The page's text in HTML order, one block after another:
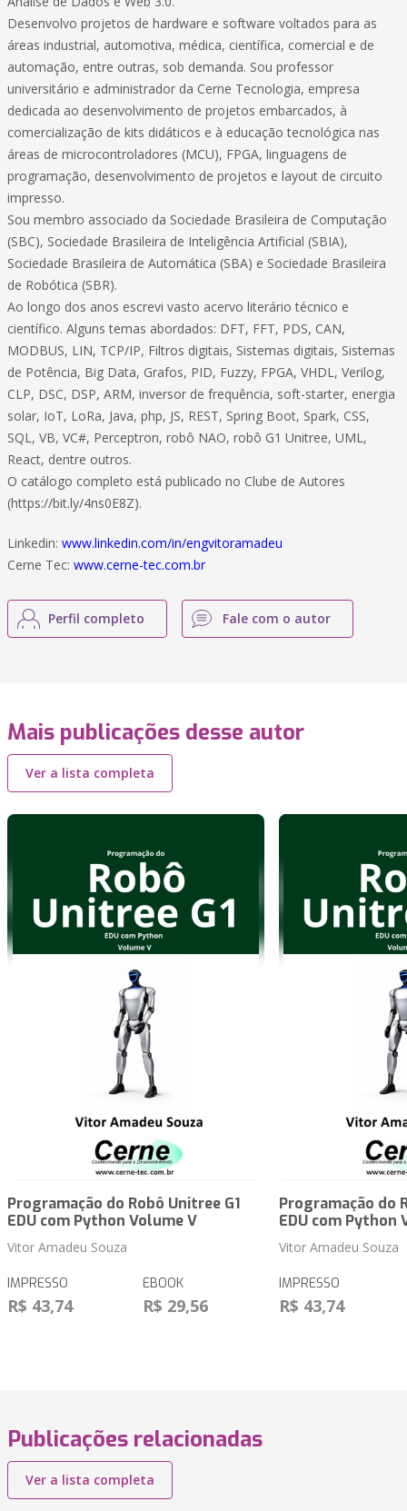
Desenvolvo projetos de hardware e software voltados para as
áreas industrial, automotiva, médica, científica, comercial e de
automação, entre outras, sob demanda. Sou professor
universitário e administrador da Cerne Tecnologia, empresa
dedicada ao desenvolvimento de projetos embarcados, à
comercialização de kits didáticos e à educação tecnológica nas
áreas de microcontroladores (MCU), FPGA, linguagens de
programação, desenvolvimento de projetos e layout de circuito
impresso.
Sou membro associado da Sociedade Brasileira de Computação
(SBC), Sociedade Brasileira de Inteligência Artificial (SBIA),
Sociedade Brasileira de Automática (SBA) e Sociedade Brasileira
de Robótica (SBR).
Ao longo dos anos escrevi vasto acervo literário técnico e
científico. Alguns temas abordados: DFT, FFT, PDS, CAN,
MODBUS, LIN, TCP/IP, Filtros digitais, Sistemas digitais, Sistemas
de Potência, Big Data, Grafos, PID, Fuzzy, FPGA, VHDL, Verilog,
CLP, DSC, DSP, ARM, inversor de frequência, soft-starter, energia
solar, IoT, LoRa, Java, php, JS, REST, Spring Boot, Spark, CSS,
SQL, VB, VC#, Perceptron, robô NAO, robô G1 Unitree, UML,
React, dentre outros.
O catálogo completo está publicado no Clube de Autores
(https://bit.ly/4ns0E8Z).
Linkedin: www.linkedin.com/in/engvitoramadeu
Cerne Tec: www.cerne-tec.com.br
Perfil completo Fale com o autor
Mais publicações desse autor
Ver a lista completa
Programação do Robô Unitree G1
EDU com Python Volume V
Vitor Amadeu Souza
IMPRESSO
R$ 43,74
EBOOK
R$ 29,56
Programação do
EDU com Python
Vitor Amadeu Souza
IMPRESSO
R$ 43,74
Publicações relacionadas
Ver a lista completa